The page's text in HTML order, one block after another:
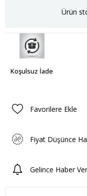
Ürün
Koşulsuz İade
Favorilere Ekle
Fiyat Düşünce
Gelince Haber Ver